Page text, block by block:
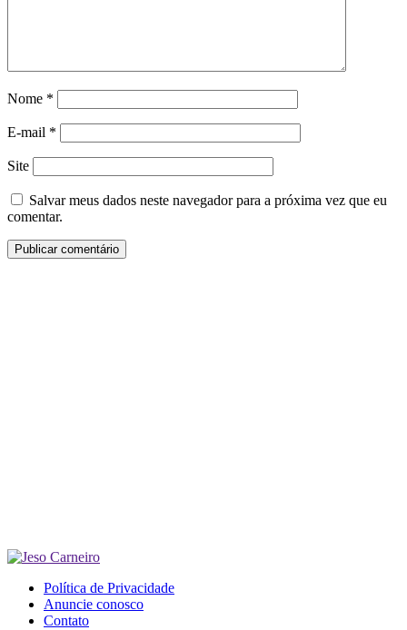
Nome *
E-mail *
Site
Salvar meus dados neste navegador para a próxima vez que eu
comentar.
Política de Privacidade
Anuncie conosco
Contato